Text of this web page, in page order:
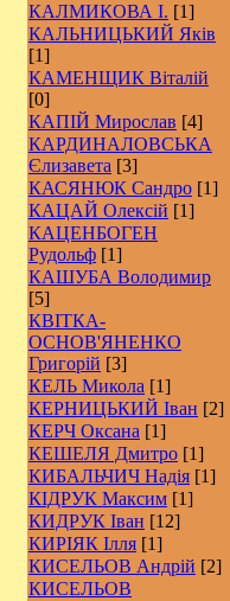
КАЛМИКОВА І. [1]
КАЛЬНИЦЬКИЙ Яків
[1]
КАМЕНЩИК Віталій
[0]
КАПІЙ Мирослав [4]
КАРДИНАЛОВСЬКА
Єлизавета [3]
КАСЯНЮК Сандро [1]
КАЦАЙ Олексій [1]
КАЦЕНБОГЕН
Рудольф [1]
КАШУБА Володимир
[5]
КВІТКА-
ОСНОВ'ЯНЕНКО
Григорій [3]
КЕЛЬ Микола [1]
КЕРНИЦЬКИЙ Іван [2]
КЕРЧ Оксана [1]
КЕШЕЛЯ Дмитро [1]
КИБАЛЬЧИЧ Надія [1]
КІДРУК Максим [1]
КИДРУК Іван [12]
КИРІЯК Ілля [1]
КИСЕЛЬОВ Андрій [2]
КИСЕЛЬОВ